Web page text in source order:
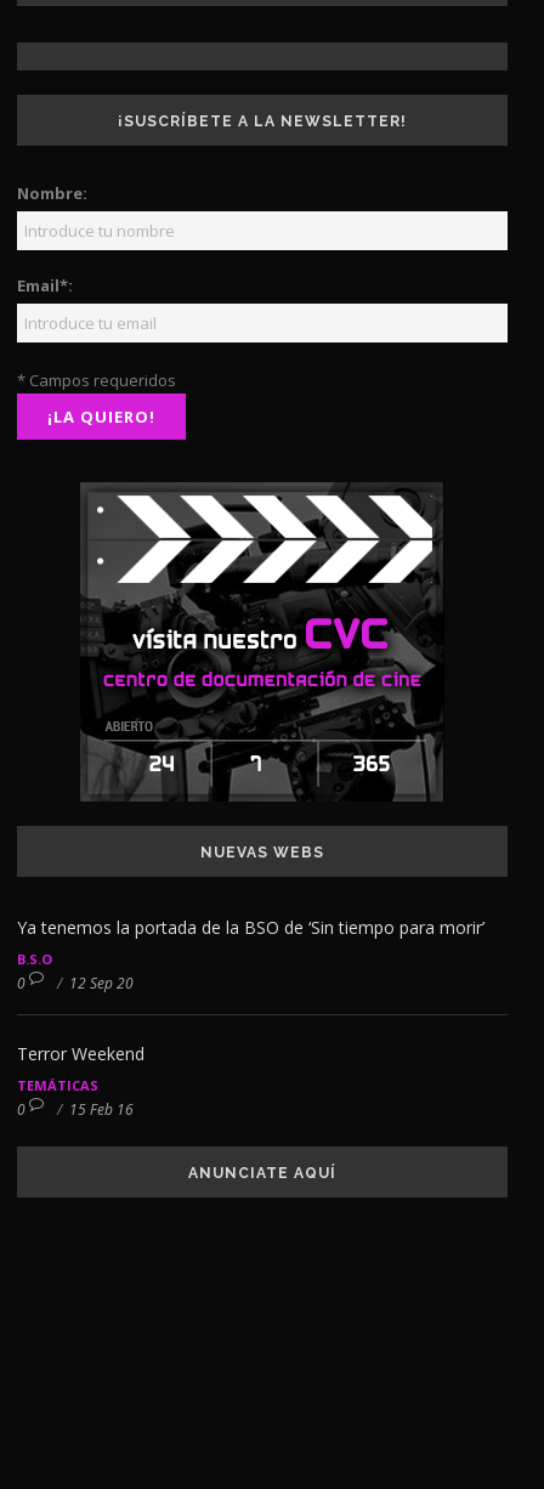
¡SUSCRÍBETE A LA NEWSLETTER!
Nombre:
Email*:
* Campos requeridos
NUEVAS WEBS
Ya tenemos la portada de la BSO de ‘Sin tiempo para morir’
B.S.O
0 / 12 Sep 20
Terror Weekend
TEMÁTICAS
0 / 15 Feb 16
ANUNCIATE AQUÍ